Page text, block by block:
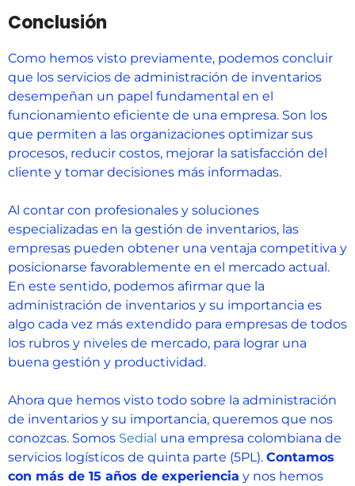
Conclusión
Como hemos visto previamente, podemos concluir
que los servicios de administración de inventarios
desempeñan un papel fundamental en el
funcionamiento eficiente de una empresa. Son los
que permiten a las organizaciones optimizar sus
procesos, reducir costos, mejorar la satisfacción del
cliente y tomar decisiones más informadas.
Al contar con profesionales y soluciones
especializadas en la gestión de inventarios, las
empresas pueden obtener una ventaja competitiva y
posicionarse favorablemente en el mercado actual.
En este sentido, podemos afirmar que la
administración de inventarios y su importancia es
algo cada vez más extendido para empresas de todos
los rubros y niveles de mercado, para lograr una
buena gestión y productividad.
Ahora que hemos visto todo sobre la administración
de inventarios y su importancia, queremos que nos
conozcas. Somos Sedial una empresa colombiana de
servicios logísticos de quinta parte (5PL). Contamos
con más de 15 años de experiencia y nos hemos